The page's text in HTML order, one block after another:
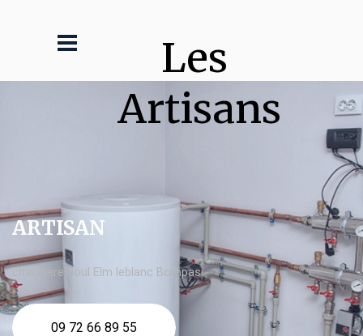
Les
Artisans
ARTISAN
chaudière fioul Elm leblanc Bompas
09 72 66 89 55